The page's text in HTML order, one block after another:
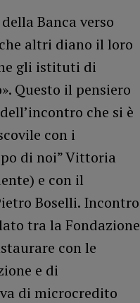
Banca verso
altri diano il loro
gli istituti di
Questo il pensiero
che si è
con i
di noi” Vittoria
e con il
Boselli. Incontro
tra la Fondazione
con le
e di
di microcredito